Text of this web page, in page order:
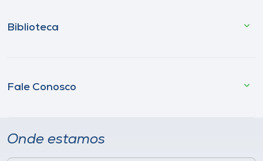
Biblioteca
Fale Conosco
Onde estamos